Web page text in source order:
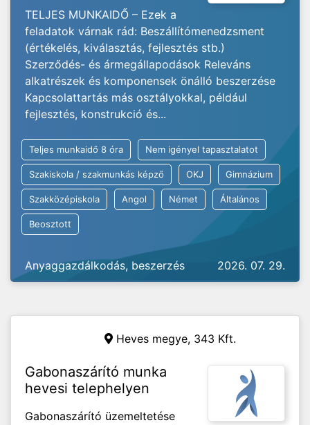
TELJES MUNKAIDŐ – Ezek a
feladatok várnak rád: Beszállítómenedzsment
(értékelés, kiválasztás, fejlesztés stb.)
Szerződés- és ármegállapodások Releváns
alkatrészek és komponensek önálló beszerzése
Kapcsolattartás más osztályokkal, például
fejlesztés, konstrukció és...
Teljes munkaidő 8 óra Nem igényel tapasztalatot
Szakiskola / szakmunkás képző OKJ Gimnázium
Szakközépiskola Angol Német Általános
Beosztott
Anyaggazdálkodás, beszerzés 2026. 07. 29.
Heves megye, 343 Kft.
Gabonaszárító munka
hevesi telephelyen
Gabonaszárító üzemeltetése